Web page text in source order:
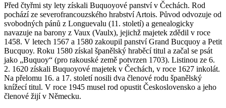
Před čtyřmi sty lety získali Buquoyové panství v Čechách. Rod
pochází ze severofrancouzského hrabství Artois. Původ odvozuje od
svobodných pánů z Longuevalu (11. století) a genealogicky
navazuje na barony z Vaux (Vaulx), jejichž majetek zdědil v roce
1458. V letech 1567 a 1580 zakoupil panství Grand Bucquoy a Petit
Bucquoy. Roku 1580 získal španělský hraběcí titul a začal se psát
jako „Buquoy“ (pro rakouské země potvrzen 1703). Listinou ze 6.
2. 1620 získali Buquoyové majetek v Čechách, v roce 1627 inkolát.
Na přelomu 16. a 17. století nosili dva členové rodu španělský
knížecí titul. V roce 1945 musel rod opustit Československo a jeho
členové žijí v Německu.